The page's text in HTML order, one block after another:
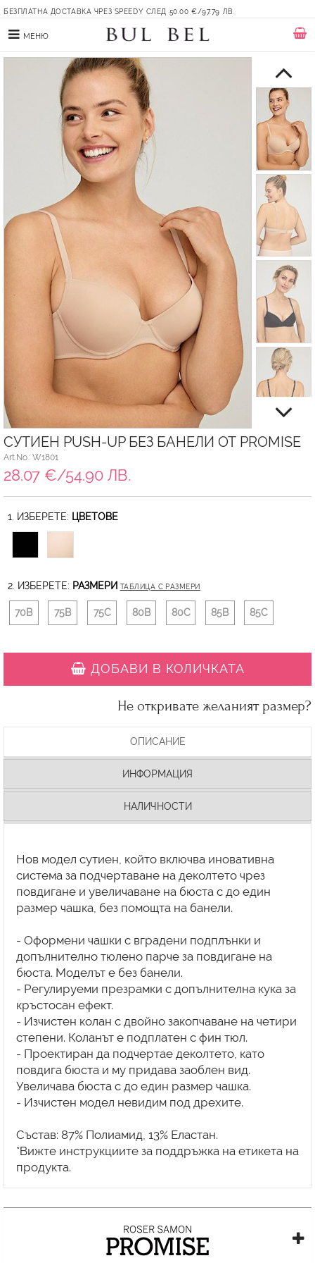
БЕЗПЛАТНА ДОСТАВКА ЧРЕЗ SPEEDY СЛЕД 50.00 €/97.79 ЛВ.
МЕНЮ
СУТИЕН PUSH-UP БЕЗ БАНЕЛИ ОТ PROMISE
Art.No.: W1801
28.07 €/54.90 ЛВ.
1. ИЗБЕРЕТЕ: ЦВЕТОВЕ
2. ИЗБЕРЕТЕ: РАЗМЕРИ ТАБЛИЦА С РАЗМЕРИ
70B 75B 75C 80B 80C 85B 85C
ДОБАВИ В КОЛИЧКАТА
Не откривате желаният размер?
ОПИСАНИЕ
ИНФОРМАЦИЯ
НАЛИЧНОСТИ
Нов модел сутиен, който включва иновативна
система за подчертаване на деколтето чрез
повдигане и увеличаване на бюста с до един
размер чашка, без помощта на банели.
- Оформени чашки с вградени подплънки и
допълнително тюлено парче за повдигане на
бюста. Моделът е без банели.
- Регулируеми презрамки с допълнителна кука за
кръстосан ефект.
- Изчистен колан с двойно закопчаване на четири
степени. Коланът е подплатен с фин тюл.
- Проектиран да подчертае деколтето, като
повдига бюста и му придава заоблен вид.
Увеличава бюста с до един размер чашка.
- Изчистен модел невидим под дрехите.
Състав: 87% Полиамид, 13% Еластан.
*Вижте инструкциите за поддръжка на етикета на
продукта.